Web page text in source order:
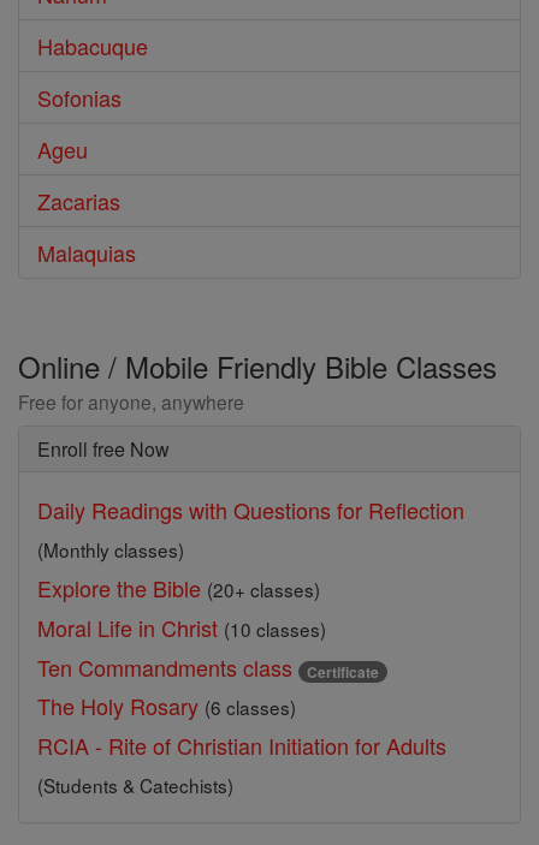
Habacuque
Sofonias
Ageu
Zacarias
Malaquias
Online / Mobile Friendly Bible Classes
Free for anyone, anywhere
Enroll free Now
Daily Readings with Questions for Reflection
(Monthly classes)
Explore the Bible (20+ classes)
Moral Life in Christ (10 classes)
Ten Commandments class Certificate
The Holy Rosary (6 classes)
RCIA - Rite of Christian Initiation for Adults
(Students & Catechists)